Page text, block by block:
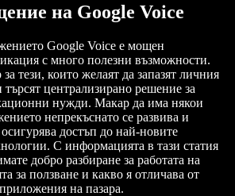
на Google Voice
Google Voice е мощен
с много полезни възможности.
тези, които желаят да запазят личния
централизирано решение за
нужди. Макар да има някои
непрекъснато се развива и
достъп до най-новите
С информацията в тази статия
добро разбиране за работата на
за ползване и какво я отличава от
на пазара.